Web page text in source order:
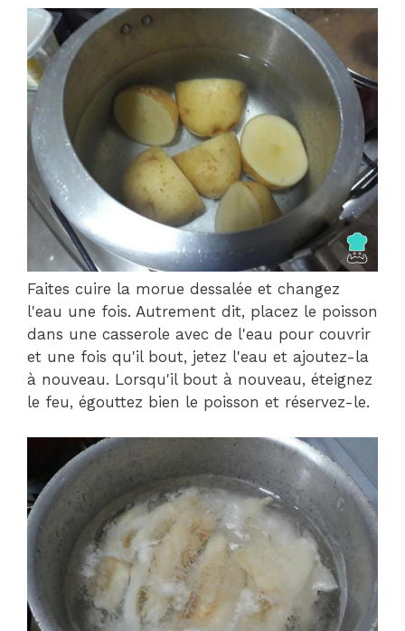
Faites cuire la morue dessalée et changez
l'eau une fois. Autrement dit, placez le poisson
dans une casserole avec de l'eau pour couvrir
et une fois qu'il bout, jetez l'eau et ajoutez-la
à nouveau. Lorsqu'il bout à nouveau, éteignez
le feu, égouttez bien le poisson et réservez-le.